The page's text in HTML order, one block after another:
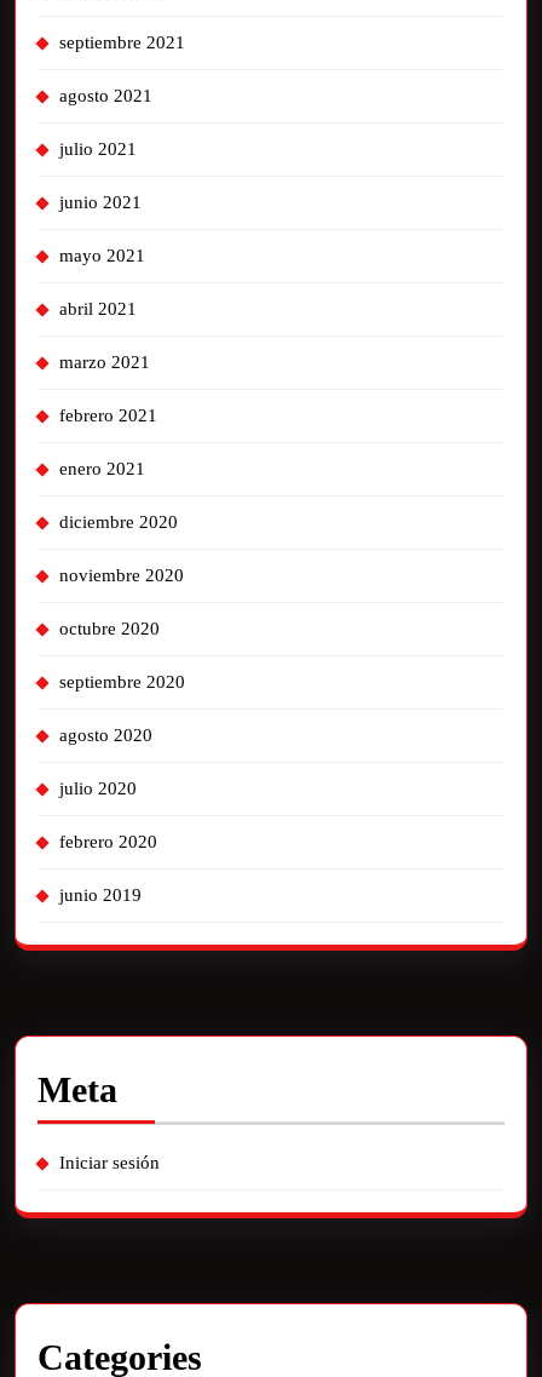
septiembre 2021
agosto 2021
julio 2021
junio 2021
mayo 2021
abril 2021
marzo 2021
febrero 2021
enero 2021
diciembre 2020
noviembre 2020
octubre 2020
septiembre 2020
agosto 2020
julio 2020
febrero 2020
junio 2019
Meta
Iniciar sesión
Categories